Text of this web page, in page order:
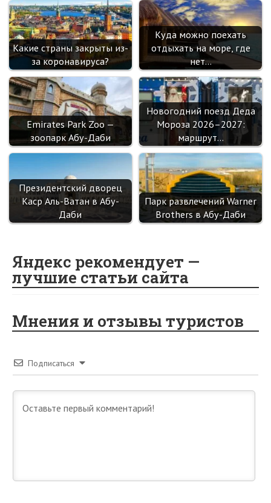
Какие страны закрыты из-
за коронавируса?
Куда можно поехать
отдыхать на море, где
нет…
Emirates Park Zoo —
зоопарк Абу-Даби
Новогодний поезд Деда
Мороза 2026–2027:
маршрут…
Президентский дворец
Каср Аль-Ватан в Абу-
Даби
Парк развлечений Warner
Brothers в Абу-Даби
Яндекс рекомендует —
лучшие статьи сайта
Мнения и отзывы туристов
Подписаться